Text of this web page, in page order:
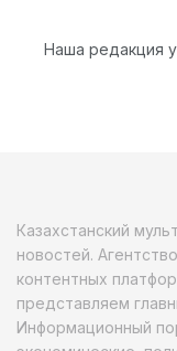
Наша редакция
Казахстанский
новостей.
контентных
представляем
Информационный